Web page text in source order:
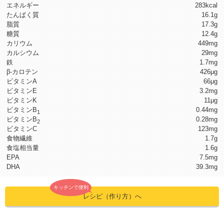
エネルギー
283kcal
たんぱく質
16.1g
脂質
17.3g
糖質
12.4g
カリウム
449mg
カルシウム
29mg
鉄
1.7mg
β-カロテン
426μg
ビタミンA
66μg
ビタミンE
3.2mg
ビタミンK
11μg
ビタミンB1
0.44mg
ビタミンB2
0.28mg
ビタミンC
123mg
食物繊維
1.7g
食塩相当量
1.6g
EPA
7.5mg
DHA
39.3mg
キッチンで便利
レシピ（作り方）へ